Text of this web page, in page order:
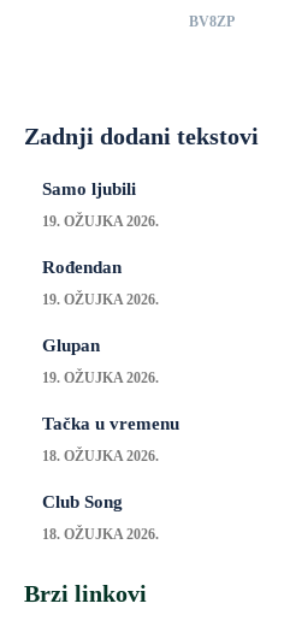
BV8ZP
Zadnji dodani tekstovi
Samo ljubili
19. OŽUJKA 2026.
Rođendan
19. OŽUJKA 2026.
Glupan
19. OŽUJKA 2026.
Tačka u vremenu
18. OŽUJKA 2026.
Club Song
18. OŽUJKA 2026.
Brzi linkovi